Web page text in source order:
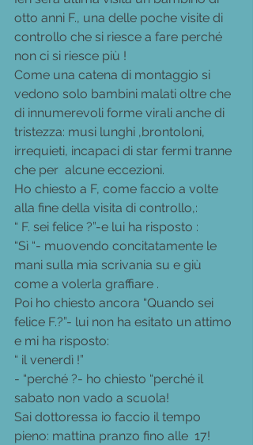
otto anni F., una delle poche visite di
controllo che si riesce a fare perché
non ci si riesce più !
Come una catena di montaggio si
vedono solo bambini malati oltre che
di innumerevoli forme virali anche di
tristezza: musi lunghi ,brontoloni,
irrequieti, incapaci di star fermi tranne
che per  alcune eccezioni.
Ho chiesto a F, come faccio a volte
alla fine della visita di controllo,:
“ F. sei felice ?”-e lui ha risposto :
“Sì “- muovendo concitatamente le
mani sulla mia scrivania su e giù
come a volerla graffiare .
Poi ho chiesto ancora “Quando sei
felice F.?”- lui non ha esitato un attimo
e mi ha risposto:
“ il venerdì !”
- “perché ?- ho chiesto “perché il
sabato non vado a scuola!
Sai dottoressa io faccio il tempo
pieno: mattina pranzo fino alle  17!